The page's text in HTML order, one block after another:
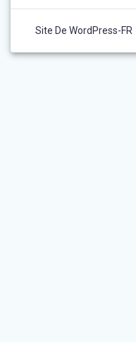
Site De WordPress-FR